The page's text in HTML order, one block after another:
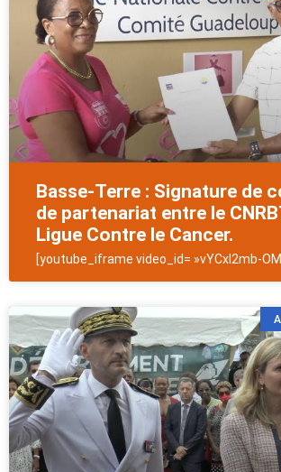
Basse-Terre : Signature de
de partenariat entre le
Ligue Contre le Cancer.
[youtube_iframe video_id= »vYCxl2mb-